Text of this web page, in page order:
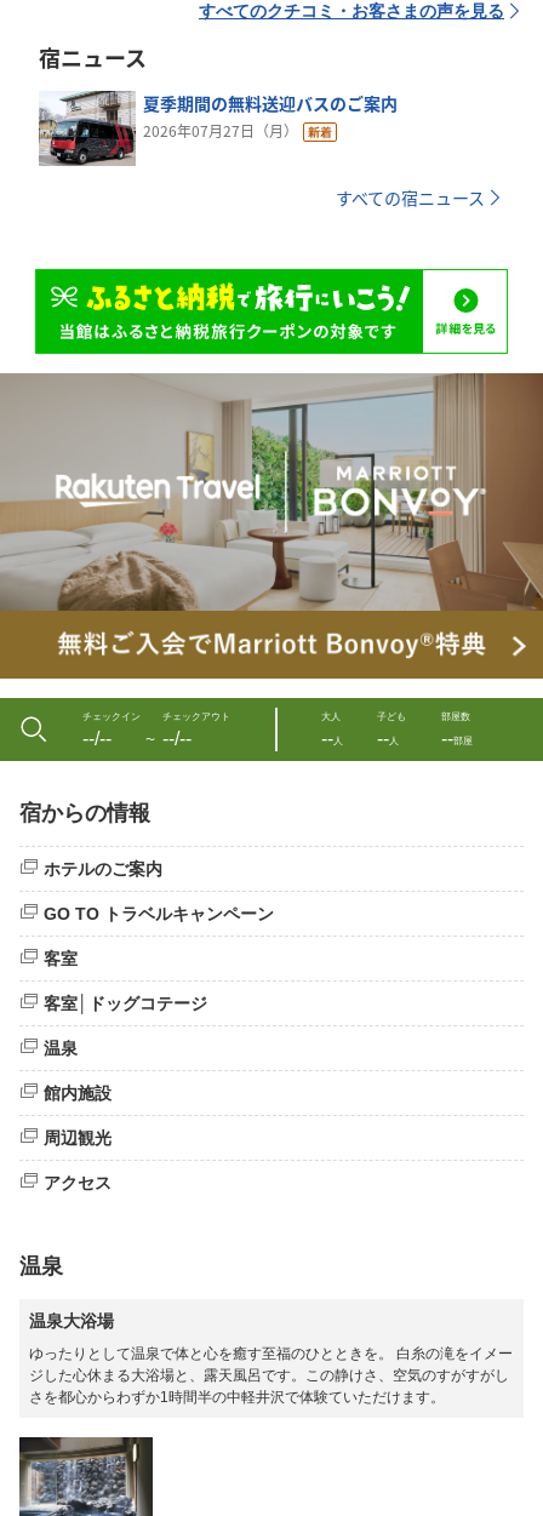
すべてのクチコミ・お客さまの声を見る
宿ニュース
夏季期間の無料送迎バスのご案内
2026年07月27日（月）
すべての宿ニュース
チェックイン
--/-- 〜
チェックアウト
--/--
大人
--人
子ども
--人
部屋数
--部屋
宿からの情報
ホテルのご案内
GO TO トラベルキャンペーン
客室
客室│ドッグコテージ
温泉
館内施設
周辺観光
アクセス
温泉
温泉大浴場
ゆったりとして温泉で体と心を癒す至福のひとときを。 白糸の滝をイメー
ジした心休まる大浴場と、露天風呂です。この静けさ、空気のすがすがし
さを都心からわずか1時間半の中軽井沢で体験ていただけます。